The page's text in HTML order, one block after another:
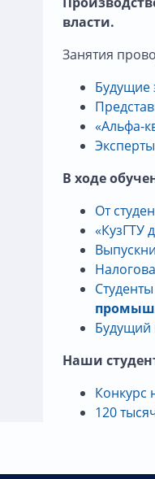
власти.
Занятия
Будущие
«Альфа-
В ходе
От
«КузГТУ
Будущий
Наши
Конкурс
120